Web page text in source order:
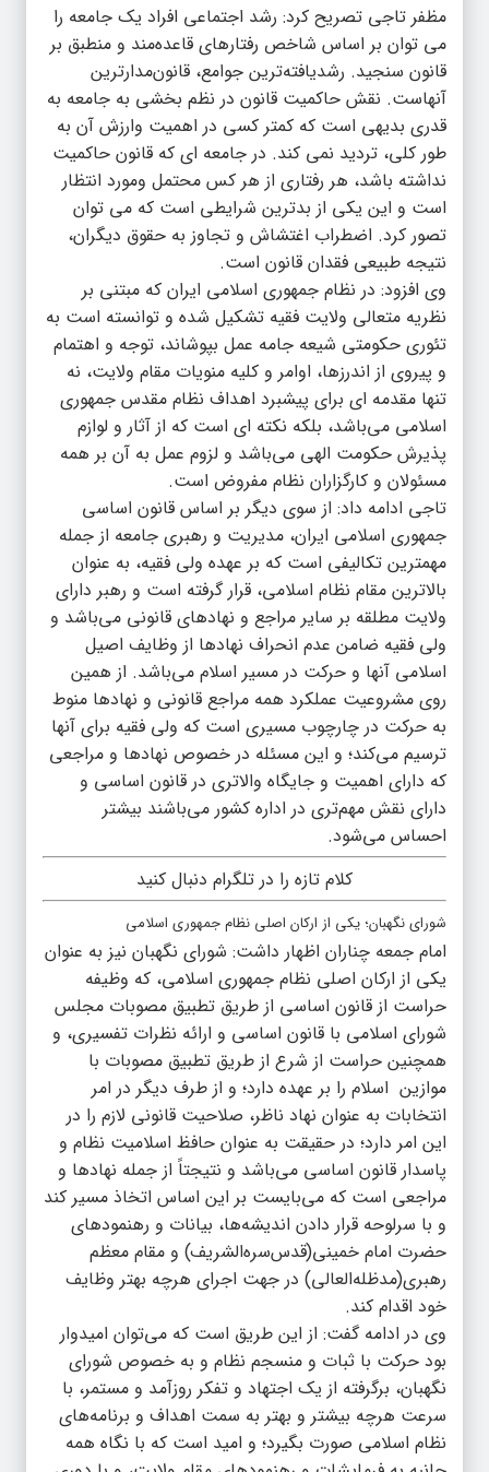
مظفر تاجی تصریح کرد: رشد اجتماعی افراد یک جامعه را
می توان بر اساس شاخص رفتارهای قاعده‌مند و منطبق بر
قانون سنجید. رشدیافته‌ترین جوامع، قانون‌مدارترین
آنهاست. نقش حاکمیت قانون در نظم بخشی به جامعه به
قدری بدیهی است که کمتر کسی در اهمیت وارزش آن به
طور کلی، تردید نمی کند. در جامعه ای که قانون حاکمیت
نداشته باشد، هر رفتاری از هر کس محتمل ومورد انتظار
است و این یکی از بدترین شرایطی است که می توان
تصور کرد. اضطراب اغتشاش و تجاوز به حقوق دیگران،
نتیجه طبیعی فقدان قانون است.
وی افزود: در نظام جمهوری اسلامی ایران که مبتنی بر
نظریه متعالی ولایت فقیه تشکیل شده و توانسته است به
تئوری حکومتی شیعه جامه عمل بپوشاند، توجه و اهتمام
و پیروی از اندرزها، اوامر و کلیه منویات مقام ولایت، نه
تنها مقدمه‌ ای برای پیشبرد اهداف نظام مقدس جمهوری
اسلامی می‌باشد، بلکه نکته‌ ای است که از آثار و لوازم
پذیرش حکومت الهی می‌باشد و لزوم عمل به آن بر همه
مسئولان و کارگزاران نظام مفروض است.
تاجی ادامه داد: از سوی دیگر بر اساس قانون اساسی
جمهوری اسلامی ایران، مدیریت و رهبری جامعه از جمله
مهمترین تکالیفی است که بر عهده ولی فقیه، به عنوان
بالاترین مقام نظام اسلامی، قرار گرفته است و رهبر دارای
ولایت مطلقه بر سایر مراجع و نهادهای قانونی می‌باشد و
ولی فقیه ضامن عدم انحراف نهادها از وظایف اصیل
اسلامی آنها و حرکت در مسیر اسلام می‌باشد. از همین
روی مشروعیت عملکرد همه مراجع قانونی و نهادها منوط
به حرکت در چارچوب مسیری است که ولی فقیه برای آنها
ترسیم می‌کند؛ و این مسئله در خصوص نهادها و مراجعی
که دارای اهمیت و جایگاه والاتری در قانون اساسی و
دارای نقش مهم‌تری در اداره کشور می‌باشند بیشتر
احساس می‌شود.
کلام تازه را در تلگرام دنبال کنید
شورای نگهبان؛ یکی از ارکان اصلی نظام جمهوری اسلامی
امام جمعه چناران اظهار داشت: شورای نگهبان نیز به عنوان
یکی از ارکان اصلی نظام جمهوری اسلامی، که وظیفه
حراست از قانون اساسی از طریق تطبیق مصوبات مجلس
شورای اسلامی با قانون اساسی و ارائه نظرات تفسیری، و
همچنین حراست از شرع از طریق تطبیق مصوبات با
موازین اسلام را بر عهده دارد؛ و از طرف دیگر در امر
انتخابات به عنوان نهاد ناظر، صلاحیت قانونی لازم را در
این امر دارد؛ در حقیقت به عنوان حافظ اسلامیت نظام و
پاسدار قانون اساسی می‌باشد و نتیجتاً از جمله نهادها و
مراجعی است که می‌بایست بر این اساس اتخاذ مسیر کند
و با سرلوحه قرار دادن اندیشه‌ها، بیانات و رهنمودهای
حضرت امام خمینی(قدس‌سره‌الشریف) و مقام معظم
رهبری(مدظله‌العالی) در جهت اجرای هرچه بهتر وظایف
خود اقدام کند.
وی در ادامه گفت: از این طریق است که می‌توان امیدوار
بود حرکت با ثبات و منسجم نظام و به خصوص شورای
نگهبان، برگرفته از یک اجتهاد و تفکر روزآمد و مستمر، با
سرعت هرچه بیشتر و بهتر به سمت اهداف و برنامه‌های
نظام اسلامی صورت بگیرد؛ و امید است که با نگاه همه